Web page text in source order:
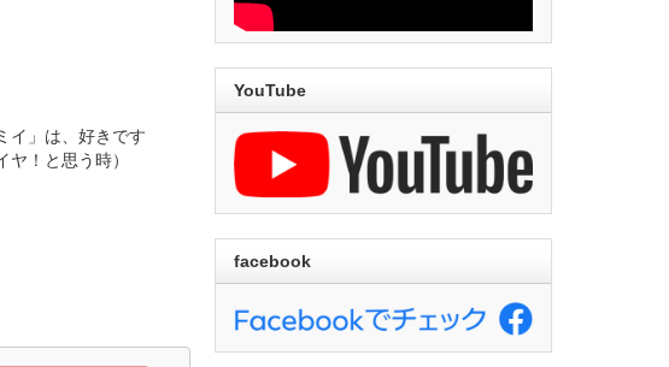
イ」は、好きです
！と思う時）
YouTube
facebook